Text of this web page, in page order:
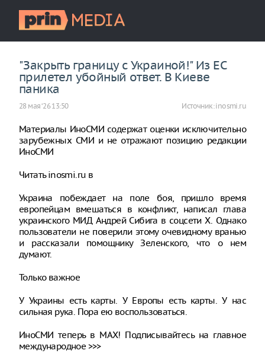
"Закрыть границу с Украиной!" Из ЕС
прилетел убойный ответ. В Киеве
паника
28 мая ‘26 13:50 Источник:inosmi.ru
Материалы ИноСМИ содержат оценки исключительно
зарубежных СМИ и не отражают позицию редакции
ИноСМИ
Читать inosmi.ru в
Украина побеждает на поле боя, пришло время
европейцам вмешаться в конфликт, написал глава
украинского МИД Андрей Сибига в соцсети X. Однако
пользователи не поверили этому очевидному вранью
и рассказали помощнику Зеленского, что о нем
думают.
Только важное
У Украины есть карты. У Европы есть карты. У нас
сильная рука. Пора ею воспользоваться.
ИноСМИ теперь в MAX! Подписывайтесь на главное
международное >>>